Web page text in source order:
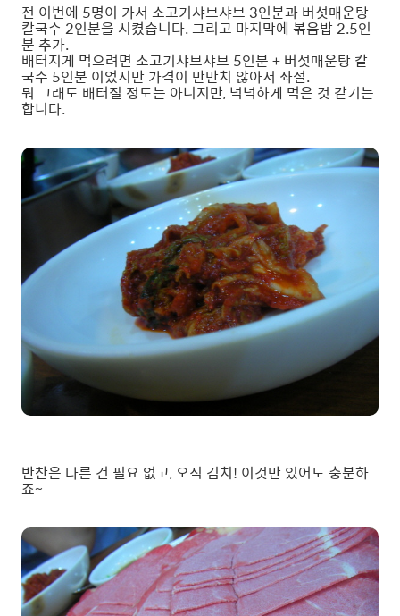
전 이번에 5명이 가서 소고기샤브샤브 3인분과 버섯매운탕
칼국수 2인분을 시켰습니다. 그리고 마지막에 볶음밥 2.5인
분 추가.
배터지게 먹으려면 소고기샤브샤브 5인분 + 버섯매운탕 칼
국수 5인분 이었지만 가격이 만만치 않아서 좌절.
뭐 그래도 배터질 정도는 아니지만, 넉넉하게 먹은 것 같기는
합니다.
반찬은 다른 건 필요 없고, 오직 김치! 이것만 있어도 충분하
죠~